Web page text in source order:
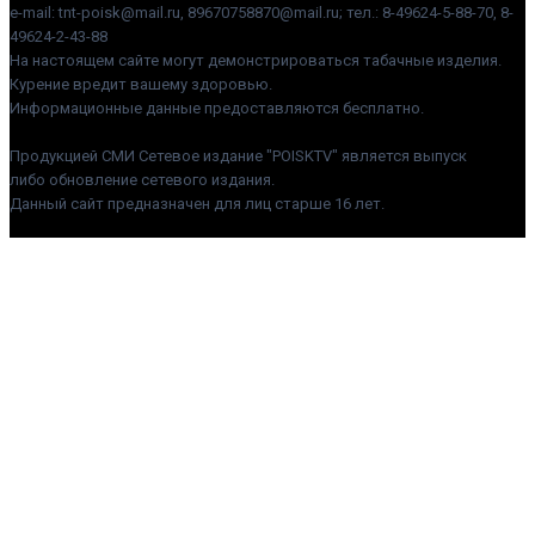
e-mail: tnt-poisk@mail.ru, 89670758870@mail.ru; тел.: 8-49624-5-88-70, 8-
49624-2-43-88
На настоящем сайте могут демонстрироваться табачные изделия.
Курение вредит вашему здоровью.
Информационные данные предоставляются бесплатно.
Продукцией СМИ Сетевое издание "POISKTV" является выпуск
либо обновление сетевого издания.
Данный сайт предназначен для лиц старше 16 лет.